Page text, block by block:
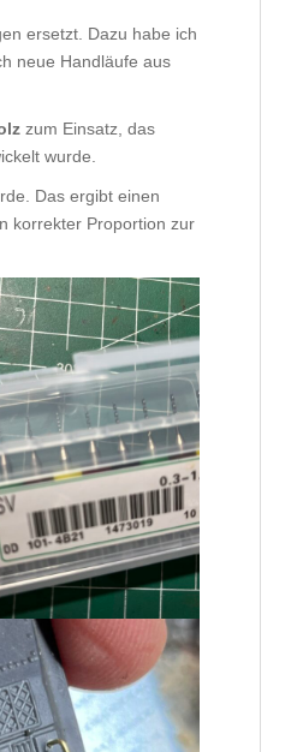
ersetzt. Dazu habe ich
neue Handläufe aus
zum Einsatz, das
wurde.
Das ergibt einen
korrekter Proportion zur